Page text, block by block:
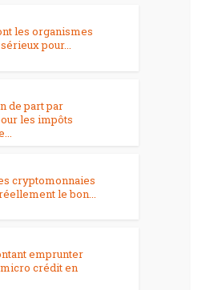
les organismes
pour...
de part par
les impôts
cryptomonnaies
le bon...
emprunter
crédit en